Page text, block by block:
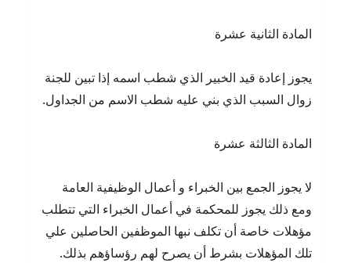
المادة الثانية عشرة
يجوز إعادة قيد الخبير الذي شطب اسمه إذا تبين للجنة
زوال السبب الذي بني عليه شطب الاسم من الجداول.
المادة الثالثة عشرة
لا يجوز الجمع بين الخبراء و أعمال الوظيفية العامة
ومع ذلك يجوز للمحكمة في أعمال الخبراء التي تتطلب
مؤهلات خاصة أن تكلف نبها الموظفين الحاصلين علي
تلك المؤهلات بشرط أن يصرح لهم رؤساؤهم بذلك.